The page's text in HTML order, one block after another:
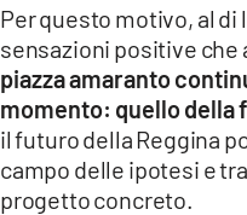
Per questo motivo, al
sensazioni positive che
piazza amaranto
momento: quello della
il futuro della Reggina
campo delle ipotesi e
progetto concreto.